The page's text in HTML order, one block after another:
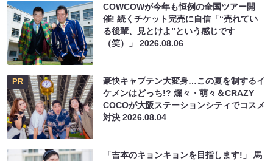
COWCOWが今年も恒例の全国ツアー開
催! 続くチケット完売に自信「“売れてい
る後輩、見とけよ”という感じです
（笑）」2026.08.06
PR
豪快キャプテン大変身…この夏を制するイ
ケメンはどっち!? 爛々・萌々＆CRAZY
COCOが大阪ステーションシティでコスメ
対決2026.08.04
「吉本のキョンキョンを目指します!」 馬